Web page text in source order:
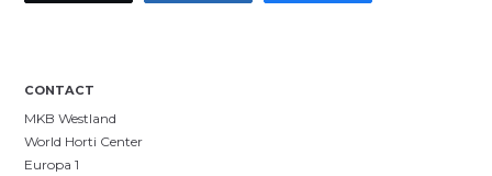
CONTACT
MKB Westland
World Horti Center
Europa 1